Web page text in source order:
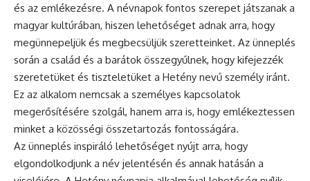
és az emlékezésre. A névnapok fontos szerepet játszanak a
magyar kultúrában, hiszen lehetőséget adnak arra, hogy
megünnepeljük és megbecsüljük szeretteinket. Az ünneplés
során a család és a barátok összegyűlnek, hogy kifejezzék
szeretetüket és tiszteletüket a Hetény nevű személy iránt.
Ez az alkalom nemcsak a személyes kapcsolatok
megerősítésére szolgál, hanem arra is, hogy emlékeztessen
minket a közösségi összetartozás fontosságára.
Az ünneplés inspiráló lehetőséget nyújt arra, hogy
elgondolkodjunk a név jelentésén és annak hatásán a